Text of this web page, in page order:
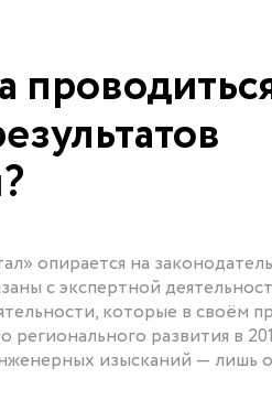
опирается на
с экспертной
которые в своём
развития в
изысканий — лишь